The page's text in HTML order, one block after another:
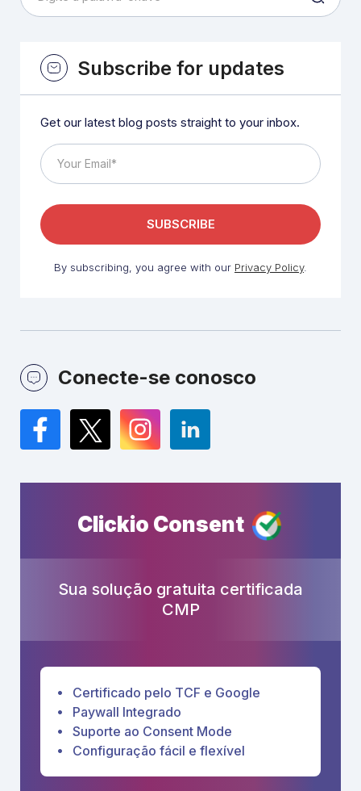
Subscribe for updates
Get our latest blog posts straight to your inbox.
By subscribing, you agree with our Privacy Policy.
Conecte-se conosco
Facebook
TwitterInstagramLinkedIn
Clickio Consent
Sua solução gratuita certificada
CMP
Certificado pelo TCF e Google
Paywall Integrado
Suporte ao Consent Mode
Configuração fácil e flexível